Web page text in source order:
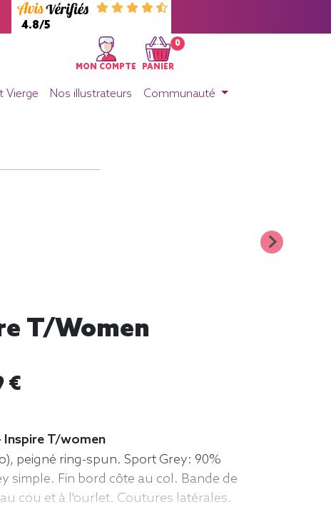
4.8/5
MON COMPTE
0
PANIER
Vierge Nos illustrateurs Communauté
T/women
€
Inspire T/women
peigné ring-spun. Sport Grey: 90%
simple. Fin bord côte au col. Bande de
cou et à l'ourlet. Coutures latérales.